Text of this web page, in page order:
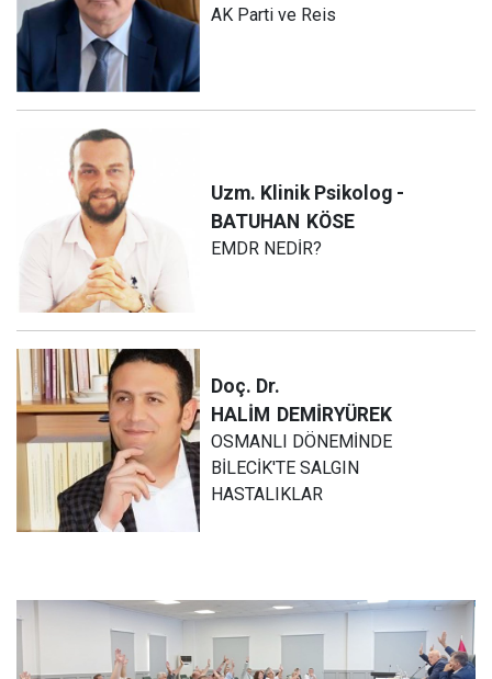
AK Parti ve Reis
Uzm. Klinik Psikolog -
BATUHAN KÖSE
EMDR NEDİR?
Doç. Dr.
HALİM DEMİRYÜREK
OSMANLI DÖNEMİNDE
BİLECİK'TE SALGIN
HASTALIKLAR